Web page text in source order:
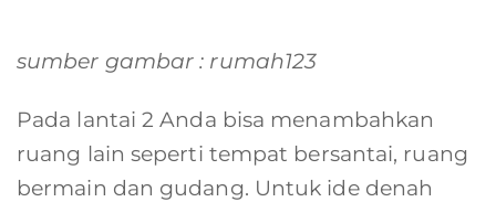
sumber gambar : rumah123
Pada lantai 2 Anda bisa menambahkan
ruang lain seperti tempat bersantai, ruang
bermain dan gudang. Untuk ide denah